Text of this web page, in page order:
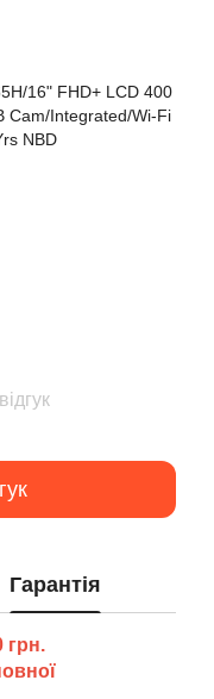
16" FHD+ LCD 400
Cam/Integrated/Wi-Fi
NBD
Гарантія
грн.